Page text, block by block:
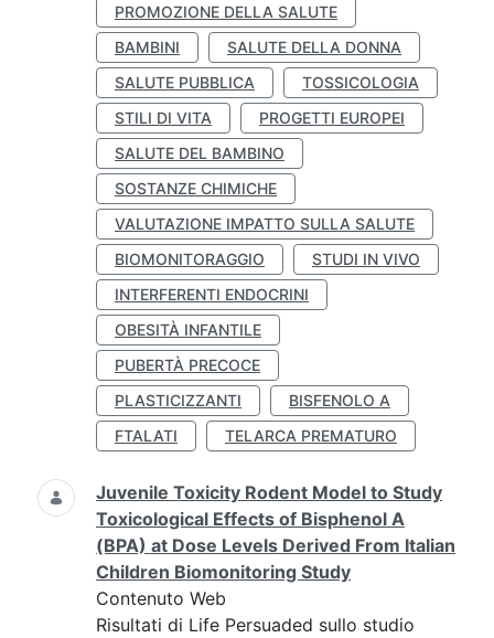
PROMOZIONE DELLA SALUTE
BAMBINI
SALUTE DELLA DONNA
SALUTE PUBBLICA
TOSSICOLOGIA
STILI DI VITA
PROGETTI EUROPEI
SALUTE DEL BAMBINO
SOSTANZE CHIMICHE
VALUTAZIONE IMPATTO SULLA SALUTE
BIOMONITORAGGIO
STUDI IN VIVO
INTERFERENTI ENDOCRINI
OBESITÀ INFANTILE
PUBERTÀ PRECOCE
PLASTICIZZANTI
BISFENOLO A
FTALATI
TELARCA PREMATURO
Juvenile Toxicity Rodent Model to Study
Toxicological Effects of Bisphenol A
(BPA) at Dose Levels Derived From Italian
Children Biomonitoring Study
Contenuto Web
Risultati di Life Persuaded sullo studio